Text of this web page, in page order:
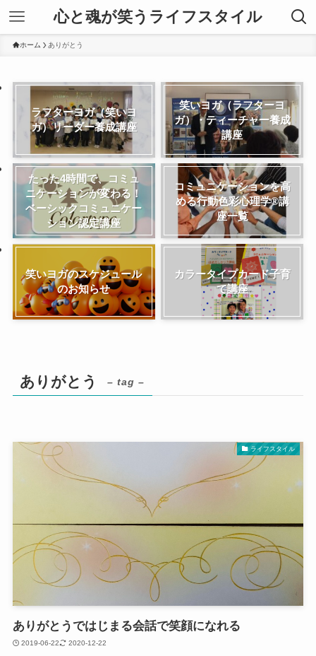
心と魂が笑うライフスタイル
ホーム ありがとう
ラフターヨガ（笑いヨ
ガ）リーダー養成講座
笑いヨガ（ラフターヨ
ガ）・ティーチャー養成
講座
たった4時間で、コミュ
ニケーションが変わる！
ベーシックコミュニケー
ション認定講座
コミュニケーションを高
める行動色彩心理学®講
座一覧
笑いヨガのスケジュール
のお知らせ
カラータイプカード子育
て講座
ありがとう – tag –
ライフスタイル
ありがとうではじまる会話で笑顔になれる
2019-06-22 2020-12-22